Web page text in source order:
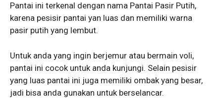
Pantai ini terkenal dengan nama Pantai Pasir Putih,
karena pesisir pantai yan luas dan memiliki warna
pasir putih yang lembut.
Untuk anda yang ingin berjemur atau bermain voli,
pantai ini cocok untuk anda kunjungi. Selain pesisir
yang luas pantai ini juga memiliki ombak yang besar,
jadi bisa anda gunakan untuk berselancar.